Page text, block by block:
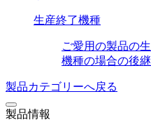
生産終了機種
ご愛用の製品の
機種の場合の後
製品カテゴリーへ戻る
製品情報